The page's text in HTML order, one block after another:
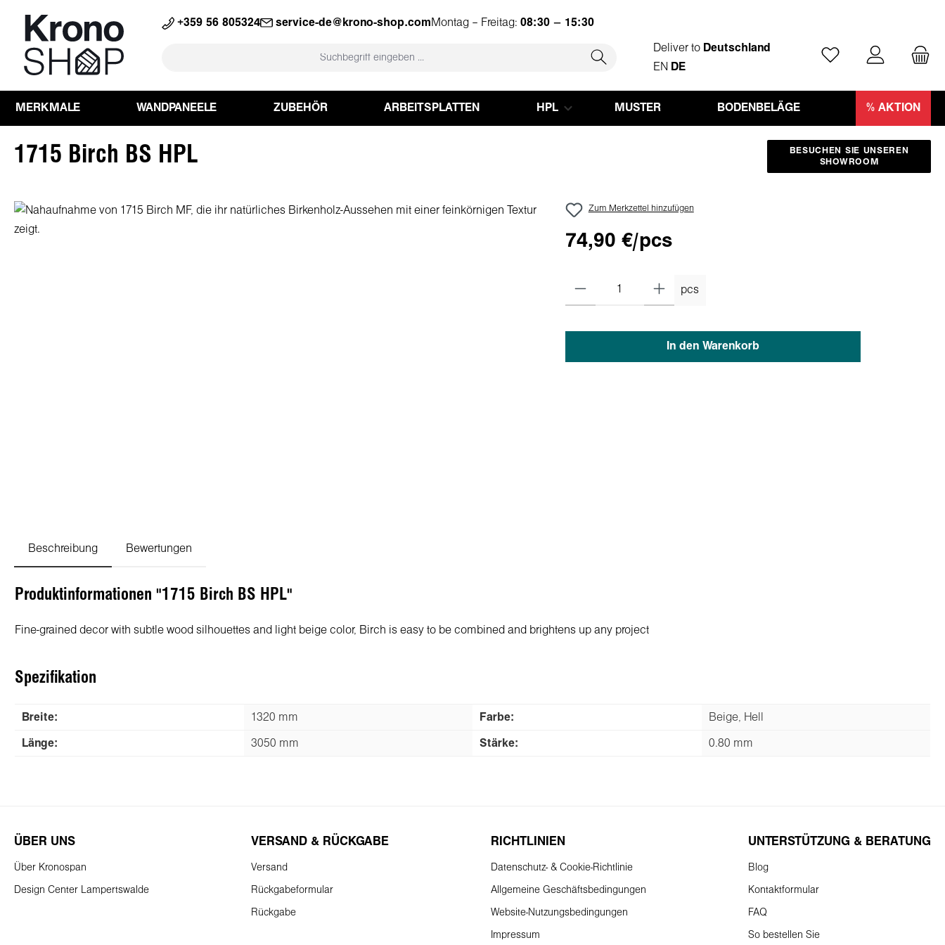
Zur Hauptnavigation springen
+359 56 805324 service-de@krono-shop.com Montag – Freitag: 08:30 – 15:30
Deliver to Deutschland
EN DE
Du hast 0 Produkte
MERKMALE WANDPANEELE ZUBEHÖR ARBEITSPLATTEN HPL MUSTER BODENBELÄGE % AKTION
1715 Birch BS HPL
BESUCHEN SIE UNSEREN
SHOWROOM
Bildergalerie überspringen Zum Merkzettel hinzufügen
74,90 €/pcs
pcs
In den Warenkorb
Beschreibung Bewertungen
Produktinformationen "1715 Birch BS HPL"
Fine-grained decor with subtle wood silhouettes and light beige color, Birch is easy to be combined and brightens up any project
Spezifikation
Breite: 1320 mm Fаrbe: Beige, Hell
Länge: 3050 mm Stärke: 0.80 mm
ÜBER UNS
Über Kronospan
Design Center Lampertswalde
VERSAND & RÜCKGABE
Versand
Rückgabeformular
Rückgabe
RICHTLINIEN
Datenschutz- & Cookie-Richtlinie
Allgemeine Geschäftsbedingungen
Website-Nutzungsbedingungen
Impressum
UNTERSTÜTZUNG & BERATUNG
Blog
Kontaktformular
FAQ
So bestellen Sie